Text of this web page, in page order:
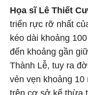
Họa sĩ Lê Thiết
triển rực rỡ nhất
kéo dài khoảng
đến khoảng gần
Thành Lễ, tuy ra
vẻn vẹn khoảng
trên cơ sở kế thừa